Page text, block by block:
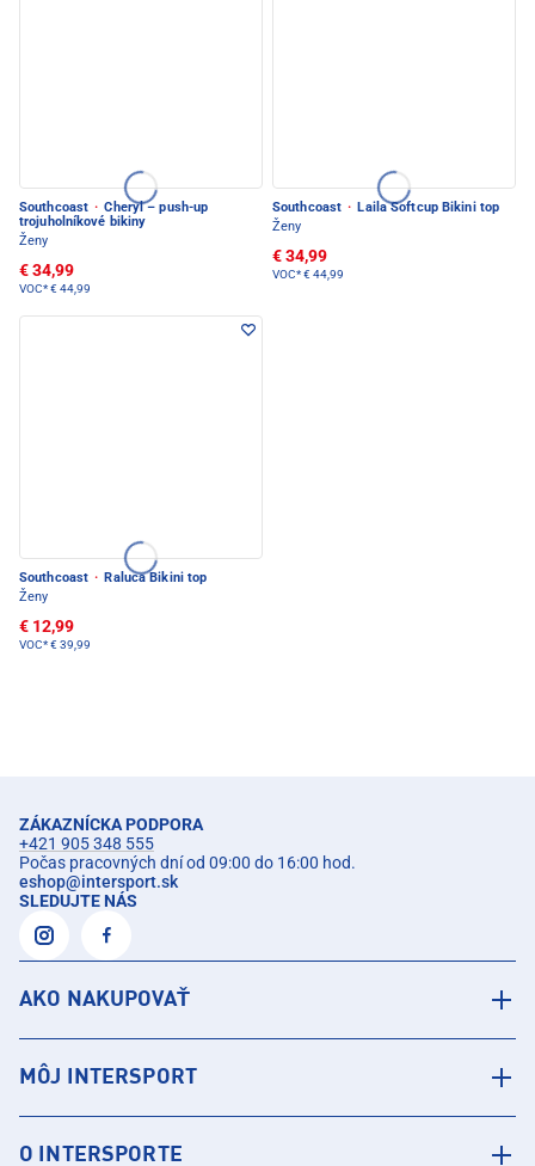
Southcoast · Cheryl – push-up
trojuholníkové bikiny
Ženy
€ 34,99
VOC*€ 44,99
Southcoast · Laila Softcup Bikini top
Ženy
€ 34,99
VOC*€ 44,99
Southcoast · Raluca Bikini top
Ženy
€ 12,99
VOC*€ 39,99
ZÁKAZNÍCKA PODPORA
+421 905 348 555
Počas pracovných dní od 09:00 do 16:00 hod.
eshop@intersport.sk
SLEDUJTE NÁS
AKO NAKUPOVAŤ
MÔJ INTERSPORT
O INTERSPORTE